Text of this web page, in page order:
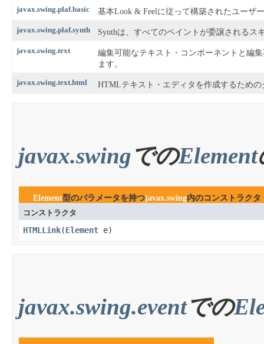
javax.swing.plaf.basic 基本Look & Feelに従って構築されたユーザ
javax.swing.plaf.synth Synthは、すべてのペイントが委譲されるス
javax.swing.text
編集可能なテキスト・コンポーネントと編
ます。
javax.swing.text.html HTMLテキスト・エディタを作成するための
javax.swingでのElement
Element型のパラメータを持つjavax.swing内のコンストラクタ
コンストラクタ
HTMLLink​(Element e)
javax.swing.eventでの